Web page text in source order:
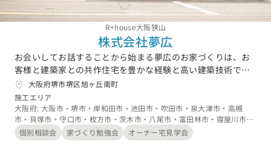
R+house大阪狭山
株式会社夢広
お会いしてお話することから始まる夢広のお家づくりは、お
客様と建築家との共作住宅を豊かな経験と高い建築技術で形
にさせて頂きます。”お家”という箱をつくるのではなく”快適
で豊かな暮らし”をご提案いたします。
大阪府堺市堺区旭ヶ丘南町
施工エリア
大阪府: 大阪市・堺市・岸和田市・池田市・吹田市・泉大津市・高槻
市・貝塚市・守口市・枚方市・茨木市・八尾市・富田林市・寝屋川市・
河内長野市・松原市・大東市・和泉市・箕面市・柏原市・羽曳野市・門
真市・摂津市・高石市・藤井寺市・東大阪市・四條畷市・交野市・大阪
個別相談会 家づくり勉強会 オーナー宅見学会